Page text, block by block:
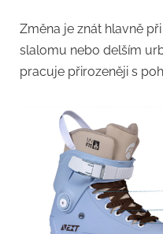
Změna je znát hlavně
slalomu nebo delším
pracuje přirozeněji s